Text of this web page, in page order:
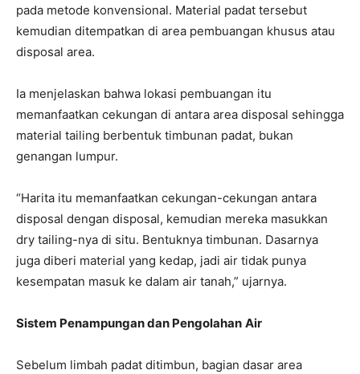
pada metode konvensional. Material padat tersebut
kemudian ditempatkan di area pembuangan khusus atau
disposal area.
Ia menjelaskan bahwa lokasi pembuangan itu
memanfaatkan cekungan di antara area disposal sehingga
material tailing berbentuk timbunan padat, bukan
genangan lumpur.
“Harita itu memanfaatkan cekungan-cekungan antara
disposal dengan disposal, kemudian mereka masukkan
dry tailing-nya di situ. Bentuknya timbunan. Dasarnya
juga diberi material yang kedap, jadi air tidak punya
kesempatan masuk ke dalam air tanah,” ujarnya.
Sistem Penampungan dan Pengolahan Air
Sebelum limbah padat ditimbun, bagian dasar area